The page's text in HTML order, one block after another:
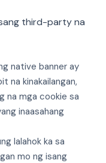
third-party na
native banner ay
na kinakailangan,
na mga cookie sa
inaasahang
lalahok ka sa
mo ng isang